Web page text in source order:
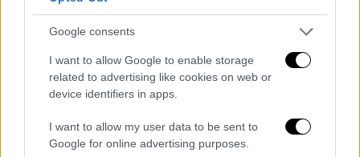
Google consents
I want to allow Google to enable storage
related to advertising like cookies on web or
device identifiers in apps.
I want to allow my user data to be sent to
Google for online advertising purposes.
προαστιακού καιμάλιστα με 65 επιβάτες.
ενδεχομένως ναμιλούσαμε για μια
σύγκρουση δύο επιβατικών τρένων